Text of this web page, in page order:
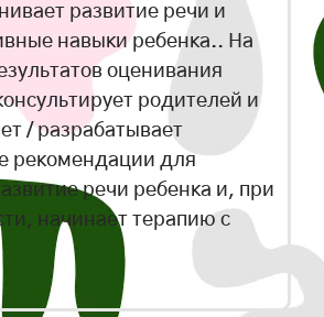
развитие речи и
навыки ребенка.. На
оценивания
родителей и
/ разрабатывает
рекомендации для
речи ребенка и, при
начинает терапию с